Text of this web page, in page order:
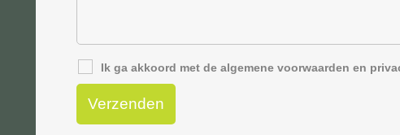
Ik ga akkoord met de algemene voorwaarden en